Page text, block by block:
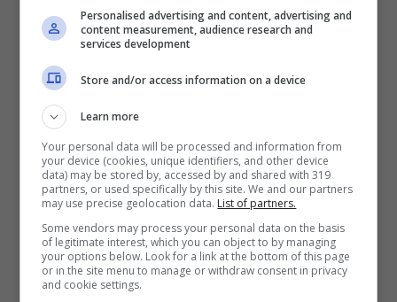
Deorro, No More Promises EP:
tracklist mini-album +
streaming audio
30 Marzo 2016
Personalised advertising and content, advertising and
content measurement, audience research and
services development
Store and/or access information on a device
Learn more
Your personal data will be processed and information from
your device (cookies, unique identifiers, and other device
data) may be stored by, accessed by and shared with 319
partners, or used specifically by this site. We and our partners
may use precise geolocation data. List of partners.
Some vendors may process your personal data on the basis
of legitimate interest, which you can object to by managing
your options below. Look for a link at the bottom of this page
or in the site menu to manage or withdraw consent in privacy
and cookie settings.